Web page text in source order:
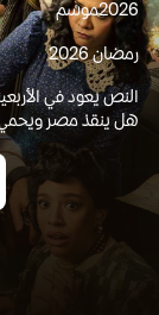
2026موسم
رمضان 2026
النص يعود في
هل ينقذ مصر ويحمي